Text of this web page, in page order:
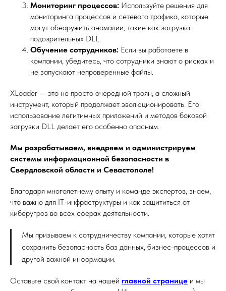
Мониторинг процессов: Используйте решения для
мониторинга процессов и сетевого трафика, которые
могут обнаружить аномалии, такие как загрузка
подозрительных DLL.
Обучение сотрудников: Если вы работаете в
компании, убедитесь, что сотрудники знают о рисках и
не запускают непроверенные файлы.
XLoader — это не просто очередной троян, а сложный
инструмент, который продолжает эволюционировать. Его
использование легитимных приложений и методов боковой
загрузки DLL делает его особенно опасным.
Мы разрабатываем, внедряем и администрируем
системы информационной безопасности в
Свердловской области и Севастополе!
Благодаря многолетнему опыту и команде экспертов, знаем,
что важно для IT-инфраструктуры и как защититься от
киберугроз во всех сферах деятельности.
Мы призываем к сотрудничеству компании, которые хотят
сохранить безопасность баз данных, бизнес-процессов и
другой важной информации.
Оставьте свой контакт на нашей главной странице и мы